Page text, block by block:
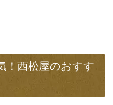
！西松屋のおすす